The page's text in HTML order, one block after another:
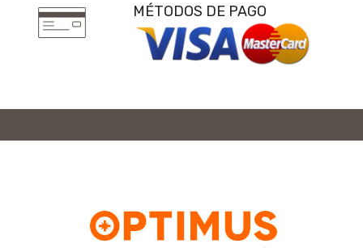
MÉTODOS DE PAGO